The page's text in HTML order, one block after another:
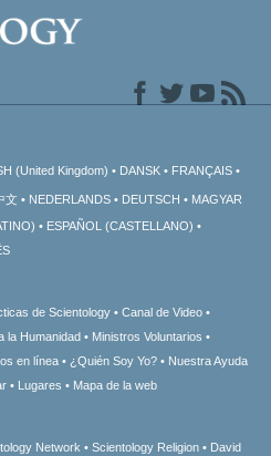
(United Kingdom) DANSK FRANÇAIS
文 NEDERLANDS DEUTSCH
MAGYAR
ESPAÑOL (CASTELLANO)
de Scientology
Canal de Video
la Humanidad
Ministros Voluntarios
en línea ¿Quién Soy Yo?
Nuestra Ayuda
Lugares Mapa de la web
Network Scientology Religion David